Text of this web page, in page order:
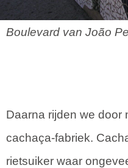
Boulevard van João
Daarna rijden we door
cachaça-fabriek.
rietsuiker waar